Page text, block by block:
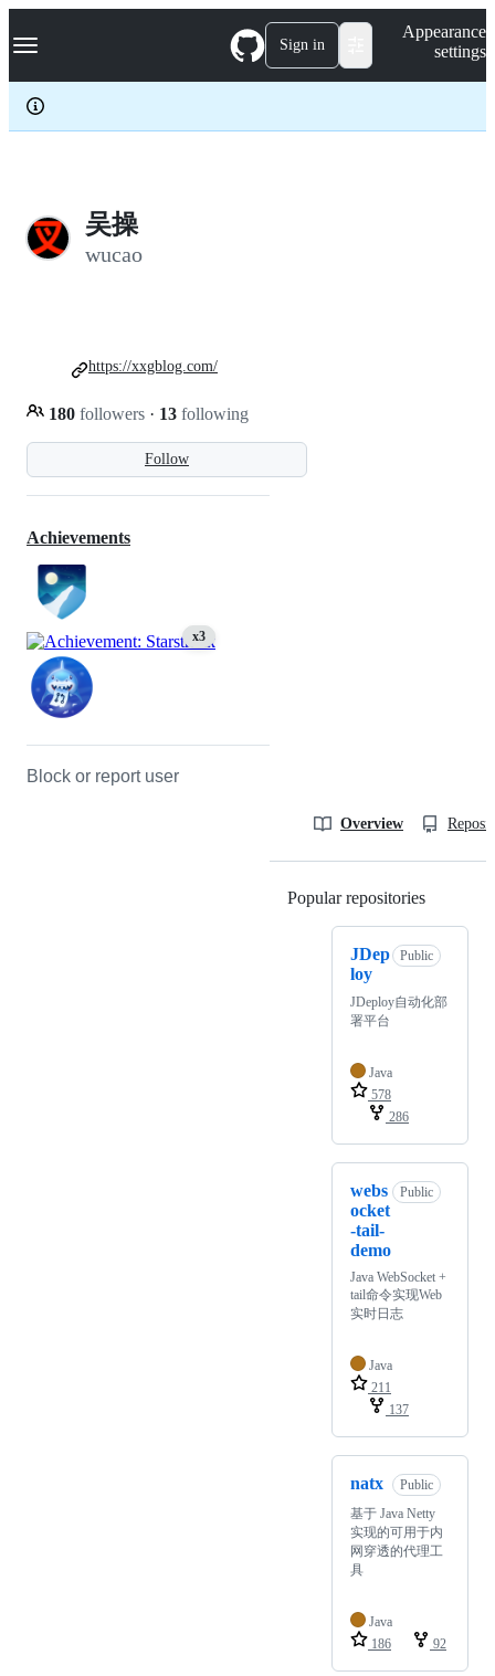
k
p
c
Navigation Menu Sign in
Appearance
settings
吴操
wucao
Follow
180 followers · 13 following
https://xxgblog.com/
Achievements
x3
Block or report user
Overview
Popular repositories
JDep
loy
Public
JDeploy自动化部
署平台
Java
578
286
webs
ocket
-tail-
demo
Public
Java WebSocket +
tail命令实现Web
实时日志
Java
211
137
natx
Public
基于 Java Netty
实现的可用于内
网穿透的代理工
具
Java
186
92